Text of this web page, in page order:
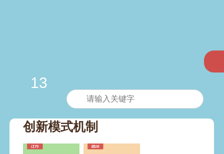
13
创新模式机制